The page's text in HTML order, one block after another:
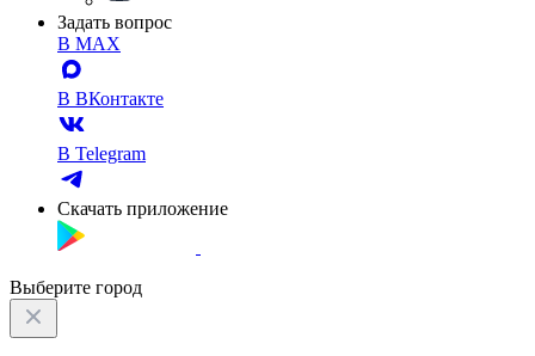
Задать вопрос
В MAX
В ВКонтакте
В Telegram
Скачать приложение
Выберите город